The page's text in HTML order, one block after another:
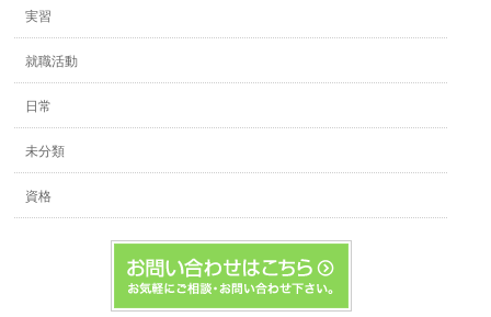
実習
就職活動
日常
未分類
資格